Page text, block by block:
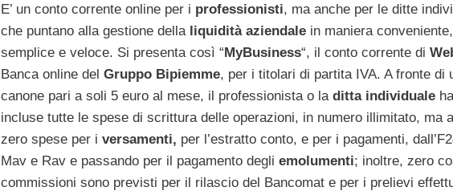
E’ un conto corrente online per i professionisti, ma anche per le ditte
che puntano alla gestione della liquidità aziendalein maniera conveniente,
semplice e veloce. Si presenta così “MyBusiness“, il conto corrente di
Banca online del Gruppo Bipiemme, per i titolari di partita IVA. A fronte di
canone pari a soli 5 euro al mese, il professionista o la ditta individualeha
incluse tutte le spese di scrittura delle operazioni, in numero illimitato, ma
zero spese per i versamenti, per l’estratto conto, e per i pagamenti,
Mav e Rav e passando per il pagamento degli emolumenti; inoltre, zero
commissioni sono previsti per il rilascio del Bancomat e per i prelievi